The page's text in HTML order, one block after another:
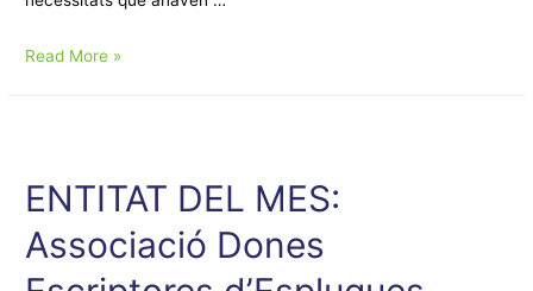
Moltes
Read More »
ENTITAT DEL MES:
Associació Dones